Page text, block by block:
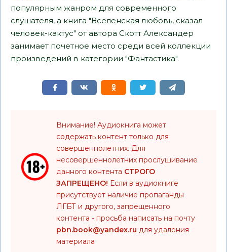
популярным жанром для современного
слушателя, а книга "Вселенская любовь, сказал
человек-кактус" от автора Скотт Александер
занимает почетное место среди всей коллекции
произведений в категории "Фантастика".
Внимание! Аудиокнига может
содержать контент только для
совершеннолетних. Для
несовершеннолетних прослушивание
данного контента СТРОГО
ЗАПРЕЩЕНО! Если в аудиокниге
присутствует наличие пропаганды
ЛГБТ и другого, запрещенного
контента - просьба написать на почту
pbn.book@yandex.ru для удаления
материала